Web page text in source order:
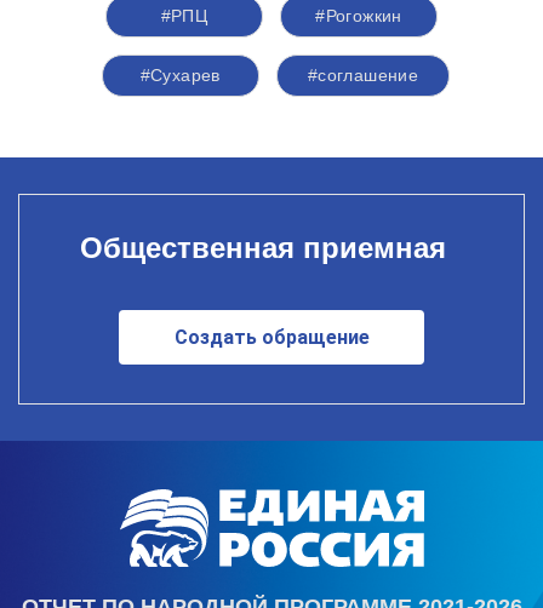
#РПЦ #Рогожкин
#Сухарев #соглашение
Общественная приемная
Создать обращение